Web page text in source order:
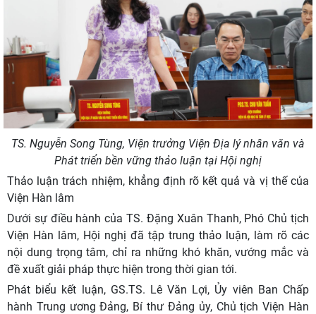
TS. Nguyễn Song Tùng, Viện trưởng Viện Địa lý nhân văn và
Phát triển bền vững thảo luận tại Hội nghị
Thảo luận trách nhiệm, khẳng định rõ kết quả và vị thế của
Viện Hàn lâm
Dưới sự điều hành của TS. Đặng Xuân Thanh, Phó Chủ tịch
Viện Hàn lâm, Hội nghị đã tập trung thảo luận, làm rõ các
nội dung trọng tâm, chỉ ra những khó khăn, vướng mắc và
đề xuất giải pháp thực hiện trong thời gian tới.
Phát biểu kết luận, GS.TS. Lê Văn Lợi, Ủy viên Ban Chấp
hành Trung ương Đảng, Bí thư Đảng ủy, Chủ tịch Viện Hàn